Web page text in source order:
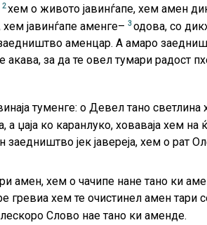
2 хем о живото јавинѓапе, хем амен
хем јавинѓапе аменге–3 одова, со
аменцар. А амаро
акава, за да те овел тумари радост
туменге: о Девел тано
џаја ко каранлуко, ховаваја хем на
заедништво јек јавереја, хем о рат
амен, хем о чачипе нане тано ки
хем те очистинел амен тари
Слово нае тано ки аменде.